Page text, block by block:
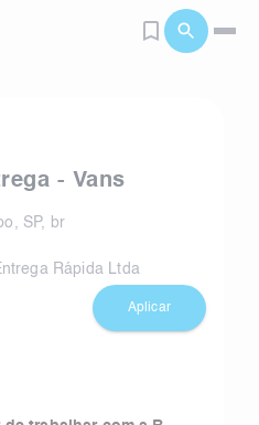
- Vans
, SP, br
Rápida Ltda
Aplicar